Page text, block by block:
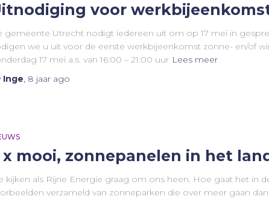
voor
gemeente Utrecht nodigt iedereen uit om op 17 mei in
we u uit voor de eerste werkbijeenkomst zonne- en/of
17 mei a.s. van 16:00 – 21:00 uur Lees meer
Inge, 8 jaarago
x mooi, zonnepanelen in het
kijken als Rijne Energie graag om ons heen. Hoe gaat het in
verzameld van zonneparken die over meer gaan